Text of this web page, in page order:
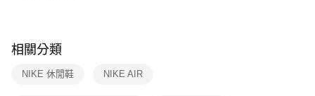
※ 交易是否成功請以「AFTEE先享後付 」之結帳頁面顯示為準，若有關於
是否繳費成功／繳費後需取消欲退款等相關疑問，請聯繫「AFTEE先享後付
客戶支援中心」
https://netprotections.freshdesk.com/support/home
相關分類
NIKE 休閒鞋 NIKE AIR